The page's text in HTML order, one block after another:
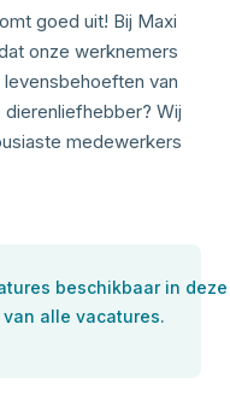
goed uit! Bij Maxi
onze werknemers
van
Wij
medewerkers
beschikbaar in
alle vacatures.